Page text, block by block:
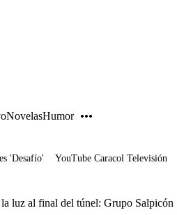
NovelasHumor
'Desafío' YouTube Caracol Televisión
luz al final del túnel: Grupo Salpicón